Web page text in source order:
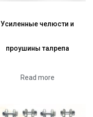
Усиленные челюсти и
проушины талрепа
Read more